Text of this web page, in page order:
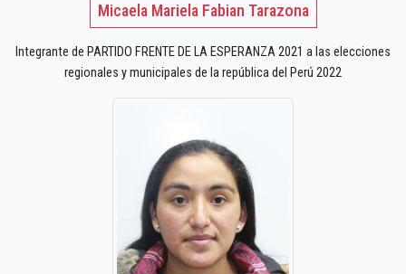
Micaela Mariela Fabian Tarazona
Integrante de PARTIDO FRENTE DE LA ESPERANZA 2021 a las elecciones
regionales y municipales de la república del Perú 2022